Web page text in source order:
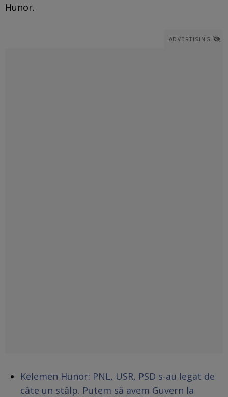
Hunor.
ADVERTISING
Kelemen Hunor: PNL, USR, PSD s-au legat de
câte un stâlp. Putem să avem Guvern la